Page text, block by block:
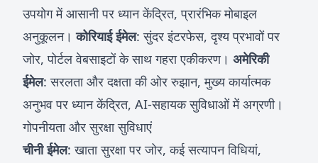
उपयोग में आसानी पर ध्यान केंद्रित, प्रारंभिक मोबाइल
अनुकूलन।कोरियाई ईमेल: सुंदर इंटरफेस, दृश्य प्रभावों पर
जोर, पोर्टल वेबसाइटों के साथ गहरा एकीकरण। अमेरिकी
ईमेल: सरलता और दक्षता की ओर रुझान, मुख्य कार्यात्मक
अनुभव पर ध्यान केंद्रित, AI-सहायक सुविधाओं में अग्रणी।
गोपनीयता और सुरक्षा सुविधाएं
चीनी ईमेल: खाता सुरक्षा पर जोर, कई सत्यापन विधियां,